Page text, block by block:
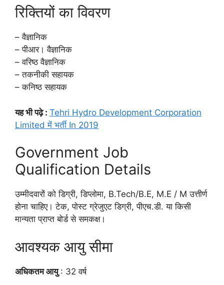
रिक्तियों का विवरण
– वैज्ञानिक
– पीआर। वैज्ञानिक
– वरिष्ठ वैज्ञानिक
– तकनीकी सहायक
– कनिष्ठ सहायक
यह भी पढ़े : Tehri Hydro Development Corporation
Limited में भर्ती In 2019
Government Job
Qualification Details
उम्मीदवारों को डिग्री, डिप्लोमा, B.Tech/B.E, M.E / M उत्तीर्ण
होना चाहिए। टेक, पोस्ट ग्रेजुएट डिग्री, पीएच.डी. या किसी
मान्यता प्राप्त बोर्ड से समकक्ष।
आवश्यक आयु सीमा
अधिकतम आयु: 32 वर्ष